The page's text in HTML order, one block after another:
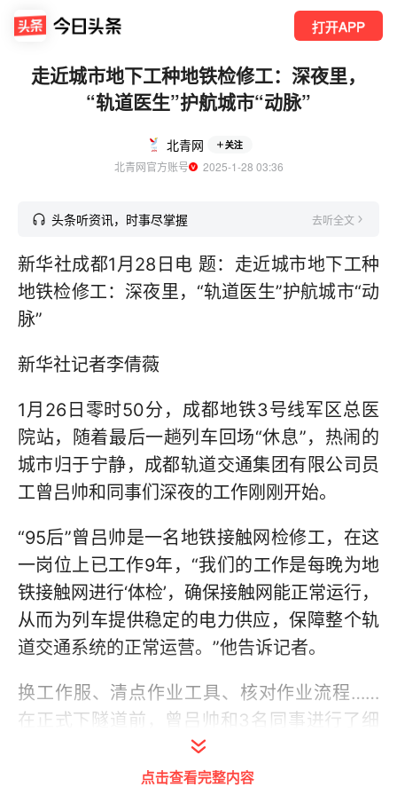
打开APP
走近城市地下工种地铁检修工：深夜里，
“轨道医生”护航城市“动脉”
北青网 关注
北青网官方账号
  2025-1-28 03:36
头条听资讯，时事尽掌握 去听全文
新华社成都1月28日电 题：走近城市地下工种
地铁检修工：深夜里，“轨道医生”护航城市“动
脉”
新华社记者李倩薇
1月26日零时50分，成都地铁3号线军区总医
院站，随着最后一趟列车回场“休息”，热闹的
城市归于宁静，成都轨道交通集团有限公司员
工曾吕帅和同事们深夜的工作刚刚开始。
“95后”曾吕帅是一名地铁接触网检修工，在这
一岗位上已工作9年，“我们的工作是每晚为地
铁接触网进行‘体检’，确保接触网能正常运行，
从而为列车提供稳定的电力供应，保障整个轨
道交通系统的正常运营。”他告诉记者。
换工作服、清点作业工具、核对作业流程……
在正式下隧道前，曾吕帅和3名同事进行了细
致的准备工作。其中，清点工具这项工作由两
个人分别核对并签字确认。
点击查看完整内容